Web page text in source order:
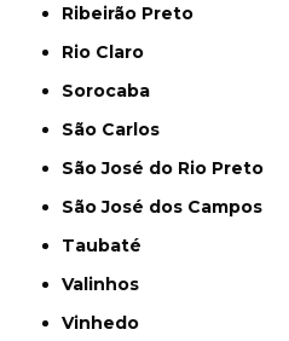
Ribeirão Preto
Rio Claro
Sorocaba
São Carlos
São José do Rio Preto
São José dos Campos
Taubaté
Valinhos
Vinhedo